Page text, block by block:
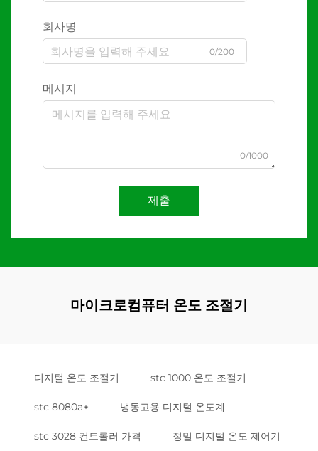
회사명
0/200
메시지
0/1000
제출
마이크로컴퓨터 온도 조절기
디지털 온도 조절기 stc 1000 온도 조절기
stc 8080a+ 냉동고용 디지털 온도계
stc 3028 컨트롤러 가격 정밀 디지털 온도 제어기